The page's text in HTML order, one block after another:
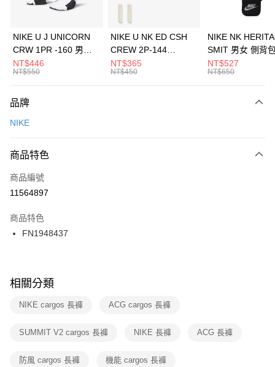
上海商業儲蓄銀行
元大商業銀行
台灣樂天信用卡公司
Apple Pay
全盈+PAY
AFTEE先享後付
【關於「AFTEE先享後付」】
便利好安心！
３．安心：先確認商品／服務後，再付款。
【「AFTEE先享後付」結帳流程】
１．於結帳方式選擇「AFTEE先享後付」後，將跳轉至「AFTEE先享後付」
２．訂單成立數日內，您將收到繳費通知簡訊。
３．收到繳費通知簡訊後14天內，點擊此簡訊中的連結，可透過四大超商／
ATM／網路銀行／等多元方式進行付款，方視為交易完成。
※ 交易是否成功請以「AFTEE先享後付 」之結帳頁面顯示為準，若有關於
是否繳費成功／繳費後需取消欲退款等相關疑問，請聯繫「AFTEE先享後付
客戶支援中心」 https://netprotections.freshdesk.com/support/home
１．透過由恩沛科技股份有限公司提供之「AFTEE先享後付」服務完成之交
權轉讓予恩沛科技股份有限公司。
運送方式
每筆NT$100，滿NT$1,500(含以上)免運費
宅配
每筆NT$100，滿NT$1,500(含以上)免運費
付款後門市自取
每筆NT$100，滿NT$1,500(含以上)免運費
NIKE U J UNICORN
CRW 1PR -160 男女
中統襪 FZ3393100
NT$446
NT$550
NIKE U NK ED CSH
CREW 2P-144
EMBRDY 男女 短統襪
FZ3073133
NT$365
NT$450
NIKE NK
SMIT 男女 側背
BA5871010
NT$527
NT$650
品牌
NIKE
商品特色
商品編號
11564897
商品特色
FN1948437
相關分類
NIKE cargos 長褲 ACG cargos 長褲
SUMMIT V2 cargos 長褲 NIKE 長褲 ACG 長褲
防風 cargos 長褲 機能 cargos 長褲